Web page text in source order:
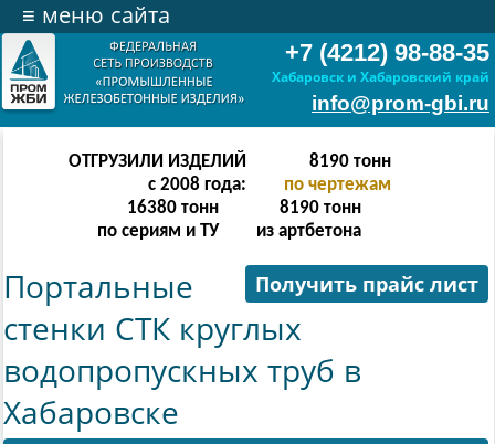
+7 (4212) 98-88-35
Хабаровск и Хабаровский край
info@prom-gbi.ru
≡ меню сайта
ОТГРУЗИЛИ ИЗДЕЛИЙ
с 2008 года:
32766тонн
по чертежам
65532 тонн
по сериям и ТУ
32766 тонн
из артбетона
Получить прайс лист
Портальные
стенки СТК круглых
водопропускных труб в
Хабаровске